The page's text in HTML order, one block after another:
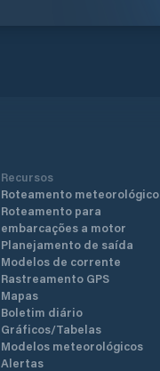
Recursos
Roteamento meteorológico
Roteamento para
embarcações a motor
Planejamento de saída
Modelos de corrente
Rastreamento GPS
Mapas
Boletim diário
Gráficos/Tabelas
Modelos meteorológicos
Alertas